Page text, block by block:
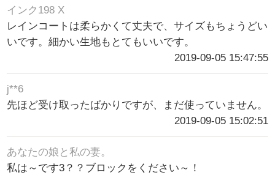
インク198 X
レインコートは柔らかくて丈夫で、サイズもちょうどい
いです。細かい生地もとてもいいです。
2019-09-05 15:47:55
j**6
先ほど受け取ったばかりですが、まだ使っていません。
2019-09-05 15:02:51
あなたの娘と私の妻。
私は～です3？？ブロックをください～！